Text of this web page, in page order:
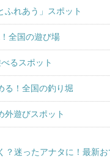
ふれあう」スポット
全国の遊び場
るスポット
る！全国の釣り堀
外遊びスポット